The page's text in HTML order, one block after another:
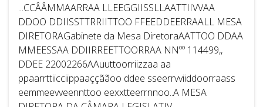
...CCÂÂMMAARRAA LLEEGGIISSLLAATTIIVVAA
DDOO DDIISSTTRRIITTOO FFEEDDEERRAALL MESA
DIRETORAGabinete da Mesa DiretoraAATTOO DDAA
MMEESSAA DDIIRREETTOORRAA NNºº 114499,,
DDEE 22002266AAuuttoorriizzaa aa
ppaarrttiicciippaaççããoo ddee sseerrvviiddoorraass
eemmeevveennttoo eexxtteerrnnoo..A MESA